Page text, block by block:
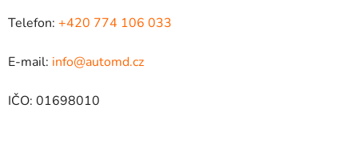
Telefon: +420 774 106 033
E-mail: info@automd.cz
IČO: 01698010